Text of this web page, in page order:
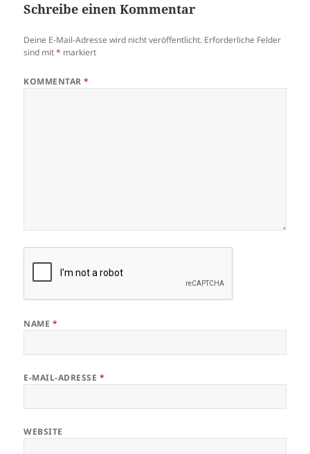
Schreibe einen Kommentar
Deine E-Mail-Adresse wird nicht veröffentlicht. Erforderliche Felder
sind mit* markiert
KOMMENTAR*
NAME *
E-MAIL-ADRESSE *
WEBSITE